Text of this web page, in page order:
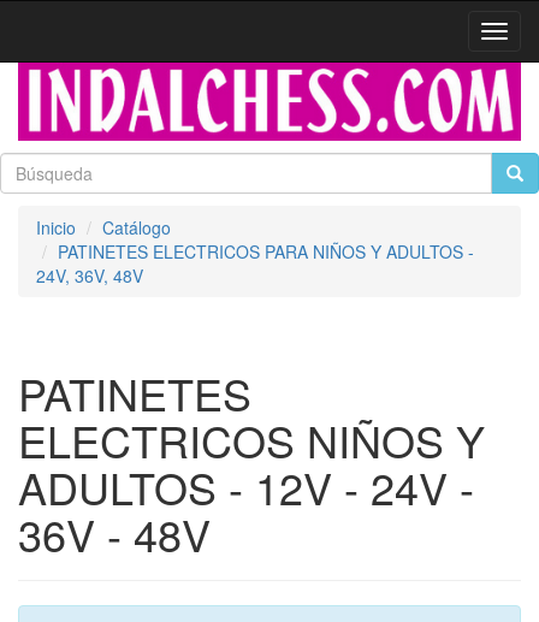
Inicio
Catálogo
PATINETES ELECTRICOS PARA NIÑOS Y ADULTOS -
24V, 36V, 48V
PATINETES
ELECTRICOS NIÑOS Y
ADULTOS - 12V - 24V -
36V - 48V